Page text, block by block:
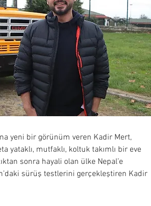
yeni bir görünüm veren Kadir Mert,
yataklı, mutfaklı, koltuk takımlı bir eve
sonra hayali olan ülke Nepal’e
sürüş testlerini gerçekleştiren Kadir